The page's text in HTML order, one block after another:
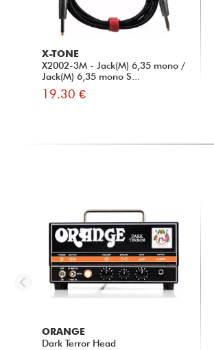
X-TONE
X2002-3M - Jack(M) 6,35 mono /
Jack(M) 6,35 mono S...
19.30 €
ORANGE
Dark Terror Head